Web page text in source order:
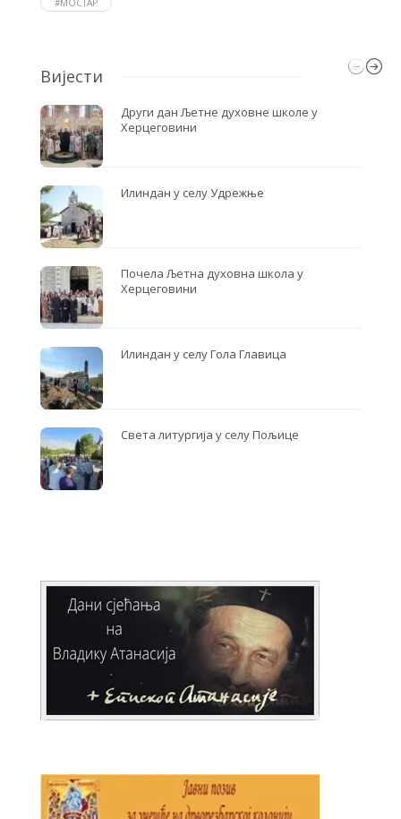
k
#МОСТАР
Вијести
Други дан Љетне духовне школе у
Херцеговини
Илиндан у селу Удрежње
Почела Љетна духовна школа у
Херцеговини
Илиндан у селу Гола Главица
Света литургија у селу Пољице